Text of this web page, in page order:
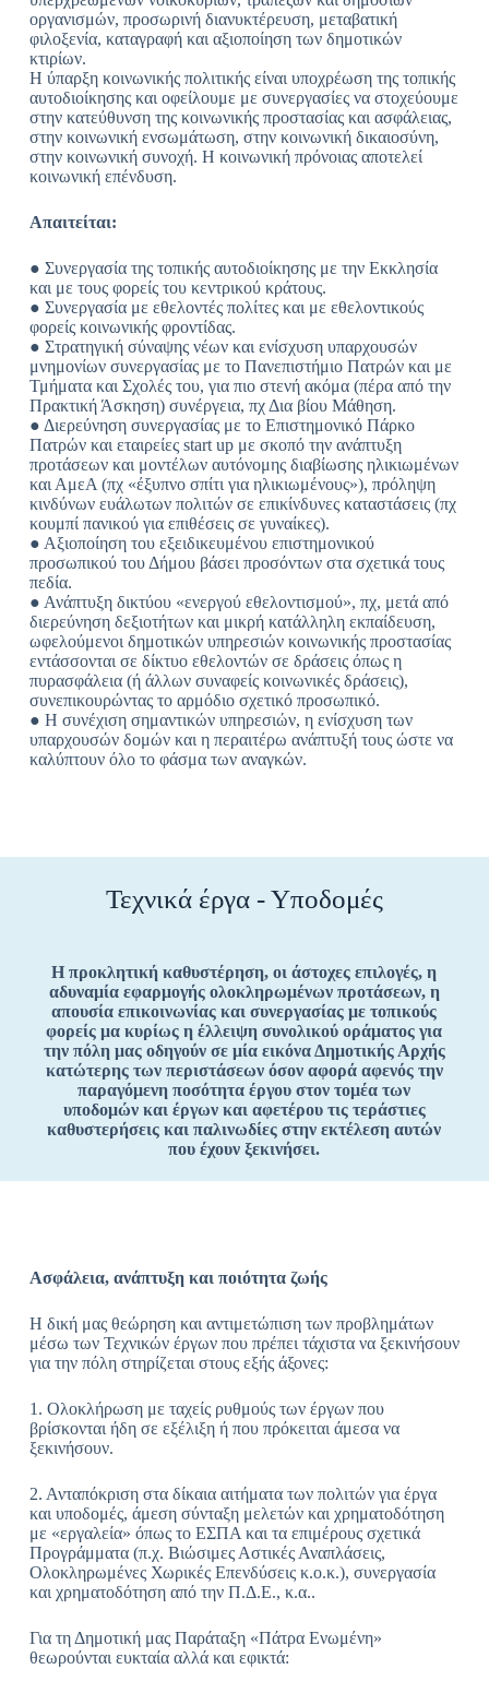
οργανισμών, προσωρινή διανυκτέρευση, μεταβατική
φιλοξενία, καταγραφή και αξιοποίηση των δημοτικών
κτιρίων.
Η ύπαρξη κοινωνικής πολιτικής είναι υποχρέωση της τοπικής
αυτοδιοίκησης και οφείλουμε με συνεργασίες να στοχεύουμε
στην κατεύθυνση της κοινωνικής προστασίας και ασφάλειας,
στην κοινωνική ενσωμάτωση, στην κοινωνική δικαιοσύνη,
στην κοινωνική συνοχή. Η κοινωνική πρόνοιας αποτελεί
κοινωνική επένδυση.
Απαιτείται:
● Συνεργασία της τοπικής αυτοδιοίκησης με την Εκκλησία
και με τους φορείς του κεντρικού κράτους.
● Συνεργασία με εθελοντές πολίτες και με εθελοντικούς
φορείς κοινωνικής φροντίδας.
● Στρατηγική σύναψης νέων και ενίσχυση υπαρχουσών
μνημονίων συνεργασίας με το Πανεπιστήμιο Πατρών και με
Τμήματα και Σχολές του, για πιο στενή ακόμα (πέρα από την
Πρακτική Άσκηση) συνέργεια, πχ Δια βίου Μάθηση.
● Διερεύνηση συνεργασίας με το Επιστημονικό Πάρκο
Πατρών και εταιρείες start up με σκοπό την ανάπτυξη
προτάσεων και μοντέλων αυτόνομης διαβίωσης ηλικιωμένων
και ΑμεΑ (πχ «έξυπνο σπίτι για ηλικιωμένους»), πρόληψη
κινδύνων ευάλωτων πολιτών σε επικίνδυνες καταστάσεις (πχ
κουμπί πανικού για επιθέσεις σε γυναίκες).
● Αξιοποίηση του εξειδικευμένου επιστημονικού
προσωπικού του Δήμου βάσει προσόντων στα σχετικά τους
πεδία.
● Ανάπτυξη δικτύου «ενεργού εθελοντισμού», πχ, μετά από
διερεύνηση δεξιοτήτων και μικρή κατάλληλη εκπαίδευση,
ωφελούμενοι δημοτικών υπηρεσιών κοινωνικής προστασίας
εντάσσονται σε δίκτυο εθελοντών σε δράσεις όπως η
πυρασφάλεια (ή άλλων συναφείς κοινωνικές δράσεις),
συνεπικουρώντας το αρμόδιο σχετικό προσωπικό.
● Η συνέχιση σημαντικών υπηρεσιών, η ενίσχυση των
υπαρχουσών δομών και η περαιτέρω ανάπτυξή τους ώστε να
καλύπτουν όλο το φάσμα των αναγκών.
Τεχνικά έργα - Υποδομές
Η προκλητική καθυστέρηση, οι άστοχες επιλογές, η
αδυναμία εφαρμογής ολοκληρωμένων προτάσεων, η
απουσία επικοινωνίας και συνεργασίας με τοπικούς
φορείς μα κυρίως η έλλειψη συνολικού οράματος για
την πόλη μας οδηγούν σε μία εικόνα Δημοτικής Αρχής
κατώτερης των περιστάσεων όσον αφορά αφενός την
παραγόμενη ποσότητα έργου στον τομέα των
υποδομών και έργων και αφετέρου τις τεράστιες
καθυστερήσεις και παλινωδίες στην εκτέλεση αυτών
που έχουν ξεκινήσει.
Ασφάλεια, ανάπτυξη και ποιότητα ζωής
Η δική μας θεώρηση και αντιμετώπιση των προβλημάτων
μέσω των Τεχνικών έργων που πρέπει τάχιστα να ξεκινήσουν
για την πόλη στηρίζεται στους εξής άξονες:
1. Ολοκλήρωση με ταχείς ρυθμούς των έργων που
βρίσκονται ήδη σε εξέλιξη ή που πρόκειται άμεσα να
ξεκινήσουν.
2. Ανταπόκριση στα δίκαια αιτήματα των πολιτών για έργα
και υποδομές, άμεση σύνταξη μελετών και χρηματοδότηση
με «εργαλεία» όπως το ΕΣΠΑ και τα επιμέρους σχετικά
Προγράμματα (π.χ. Βιώσιμες Αστικές Αναπλάσεις,
Ολοκληρωμένες Χωρικές Επενδύσεις κ.ο.κ.), συνεργασία
και χρηματοδότηση από την Π.Δ.Ε., κ.α..
Για τη Δημοτική μας Παράταξη «Πάτρα Ενωμένη»
θεωρούνται ευκταία αλλά και εφικτά: